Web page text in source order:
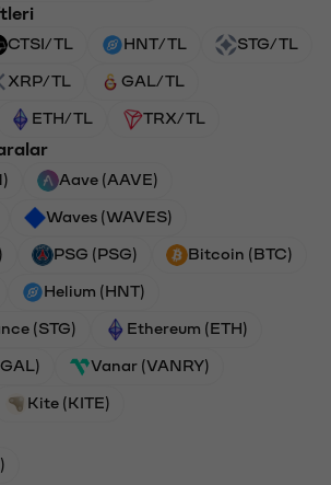
CTSI/TL HNT/TL STG/TL
XRP/TL GAL/TL
ETH/TL TRX/TL
Aave (AAVE)
Waves (WAVES)
PSG (PSG) Bitcoin (BTC)
Helium (HNT)
(STG) Ethereum (ETH)
Vanar (VANRY)
Kite (KITE)